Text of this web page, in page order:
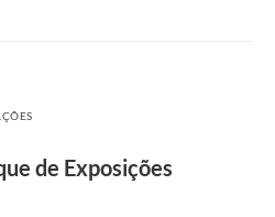
de Exposições